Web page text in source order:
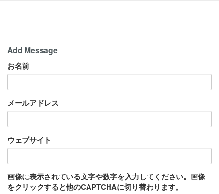
Add Message
お名前
メールアドレス
ウェブサイト
画像に表示されている文字や数字を入力してください。画像
をクリックすると他のCAPTCHAに切り替わります。